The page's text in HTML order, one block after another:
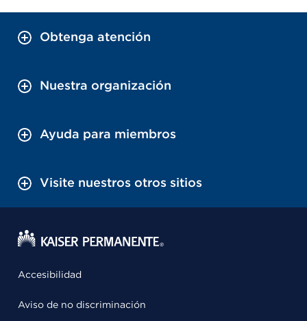
Obtenga atención
Nuestra organización
Ayuda para miembros
Visite nuestros otros sitios
Accesibilidad
Aviso de no discriminación